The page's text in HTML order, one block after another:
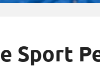
Sport